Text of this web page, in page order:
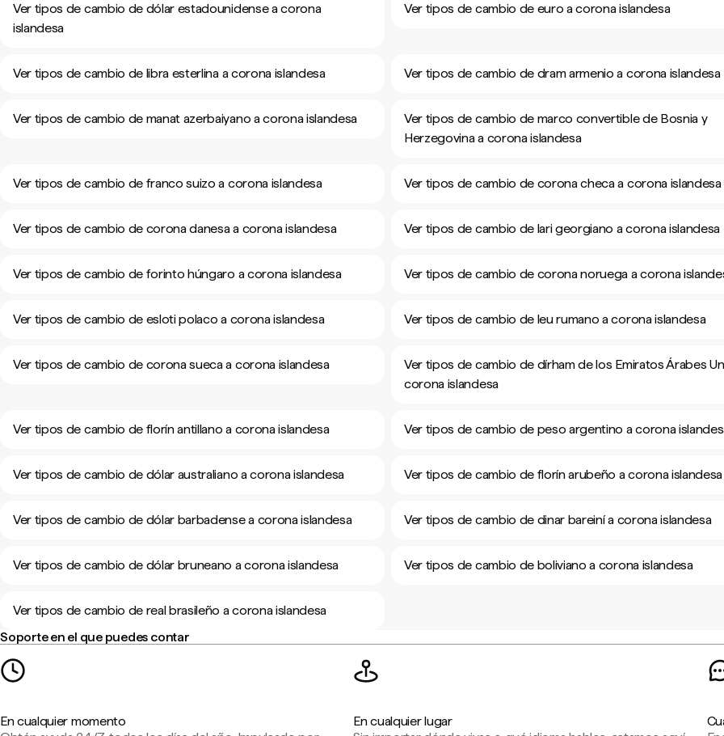
Ver tipos de cambio de dólar estadounidense a corona
islandesa
Ver tipos de cambio de euro a corona islandesa
Ver tipos de cambio de libra esterlina a corona islandesa Ver tipos de cambio de dram armenio a corona islandesa
Ver tipos de cambio de manat azerbaiyano a corona islandesa
Ver tipos de cambio de marco convertible de Bosnia y
Herzegovina a corona islandesa
Ver tipos de cambio de franco suizo a corona islandesa Ver tipos de cambio de corona checa a corona islandesa
Ver tipos de cambio de corona danesa a corona islandesa Ver tipos de cambio de lari georgiano a corona islandesa
Ver tipos de cambio de forinto húngaro a corona islandesa Ver tipos de cambio de corona noruega a corona
Ver tipos de cambio de esloti polaco a corona islandesa Ver tipos de cambio de leu rumano a corona islandesa
Ver tipos de cambio de corona sueca a corona islandesa
Ver tipos de cambio de dírham de los Emiratos Árabes
corona islandesa
Ver tipos de cambio de florín antillano a corona islandesa Ver tipos de cambio de peso argentino a corona
Ver tipos de cambio de dólar australiano a corona islandesa Ver tipos de cambio de florín arubeño a corona islandesa
Ver tipos de cambio de dólar barbadense a corona islandesa Ver tipos de cambio de dinar bareiní a corona islandesa
Ver tipos de cambio de dólar bruneano a corona islandesa Ver tipos de cambio de boliviano a corona islandesa
Ver tipos de cambio de real brasileño a corona islandesa
Soporte en el que puedes contar
En cualquier momento
En cualquier lugar